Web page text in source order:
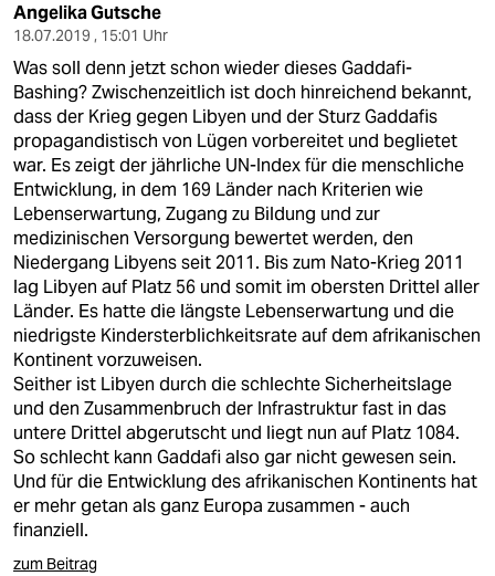
Angelika Gutsche
18.07.2019 , 15:01 Uhr
Was soll denn jetzt schon wieder dieses Gaddafi-
Bashing? Zwischenzeitlich ist doch hinreichend bekannt,
dass der Krieg gegen Libyen und der Sturz Gaddafis
propagandistisch von Lügen vorbereitet und beglietet
war. Es zeigt der jährliche UN-Index für die menschliche
Entwicklung, in dem 169 Länder nach Kriterien wie
Lebenserwartung, Zugang zu Bildung und zur
medizinischen Versorgung bewertet werden, den
Niedergang Libyens seit 2011. Bis zum Nato-Krieg 2011
lag Libyen auf Platz 56 und somit im obersten Drittel aller
Länder. Es hatte die längste Lebenserwartung und die
niedrigste Kindersterblichkeitsrate auf dem afrikanischen
Kontinent vorzuweisen.
Seither ist Libyen durch die schlechte Sicherheitslage
und den Zusammenbruch der Infrastruktur fast in das
untere Drittel abgerutscht und liegt nun auf Platz 1084.
So schlecht kann Gaddafi also gar nicht gewesen sein.
Und für die Entwicklung des afrikanischen Kontinents hat
er mehr getan als ganz Europa zusammen - auch
finanziell.
zum Beitrag